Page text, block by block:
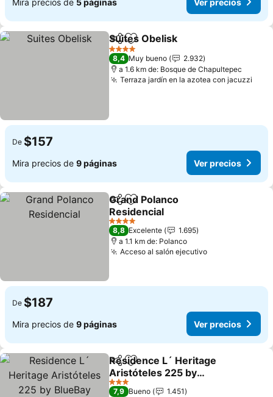
CompartirAgregar a favoritos
Suites Obelisk
4 Estrellas
8,4 Muy bueno
2.932
a 1.6 km de: Bosque de Chapultepec
Terraza jardín en la azotea con jacuzzi
De $157
Mira precios de 9 páginas Ver precios
CompartirAgregar a favoritos
Grand Polanco
Residencial
4 Estrellas
8,8 Excelente
1.695
a 1.1 km de: Polanco
Acceso al salón ejecutivo
De $187
Mira precios de 9 páginas Ver precios
CompartirAgregar a favoritos
Residence L´ Heritage
Aristóteles 225 by
BlueBay
3 Estrellas
7,9 Bueno
1.451